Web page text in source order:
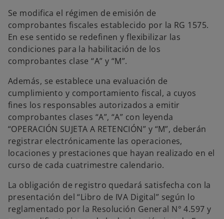
p
s
a
a
u
a
Se modifica el régimen de emisión de
comprobantes fiscales establecido por la RG 1575.
En ese sentido se redefinen y flexibilizar las
condiciones para la habilitación de los
comprobantes clase “A” y “M”.
Además, se establece una evaluación de
cumplimiento y comportamiento fiscal, a cuyos
fines los responsables autorizados a emitir
comprobantes clases “A”, “A” con leyenda
“OPERACIÓN SUJETA A RETENCIÓN” y “M”, deberán
registrar electrónicamente las operaciones,
locaciones y prestaciones que hayan realizado en el
curso de cada cuatrimestre calendario.
La obligación de registro quedará satisfecha con la
presentación del “Libro de IVA Digital” según lo
reglamentado por la Resolución General N° 4.597 y